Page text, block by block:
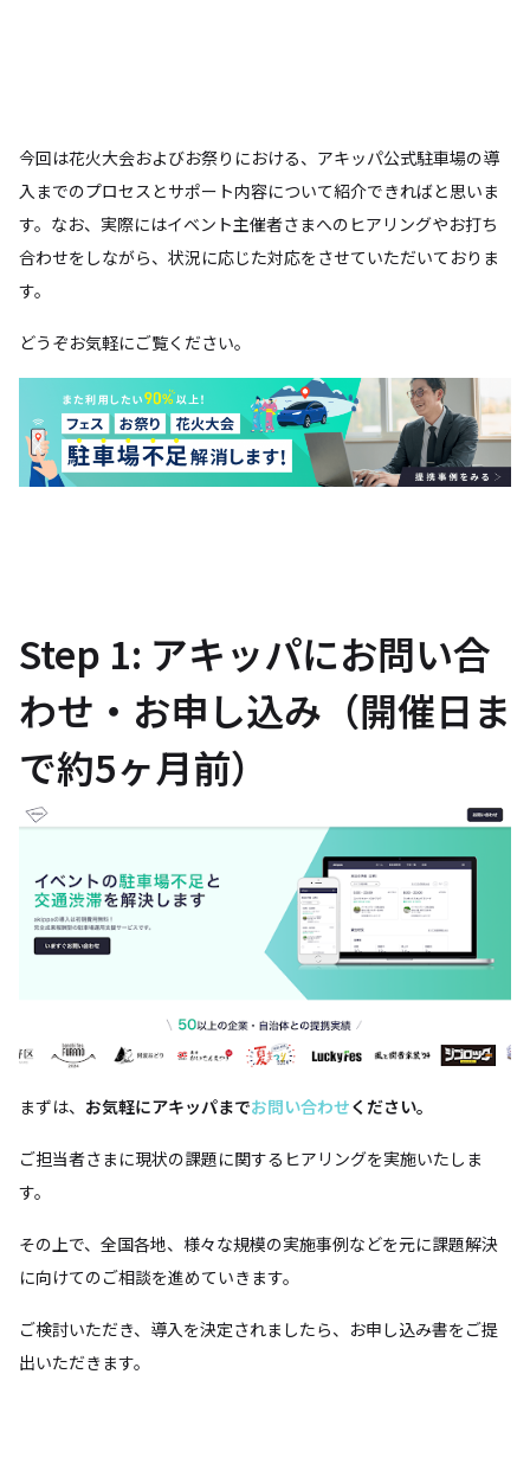
今回は花火大会およびお祭りにおける、アキッパ公式駐車場の導
入までのプロセスとサポート内容について紹介できればと思いま
す。なお、実際にはイベント主催者さまへのヒアリングやお打ち
合わせをしながら、状況に応じた対応をさせていただいておりま
す。
どうぞお気軽にご覧ください。
Step 1: アキッパにお問い合
わせ・お申し込み（開催日ま
で約5ヶ月前）
まずは、 お気軽にアキッパまでお問い合わせください。
ご担当者さまに現状の課題に関するヒアリングを実施いたしま
す。
その上で、全国各地、様々な規模の実施事例などを元に課題解決
に向けてのご相談を進めていきます。
ご検討いただき、導入を決定されましたら、お申し込み書をご提
出いただきます。